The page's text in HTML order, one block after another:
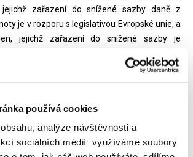
používá cookies
analýze návštěvnosti a
sociálních médií využíváme soubory
jejichž zařazení do snížené sazby daně z
je v rozporu s legislativou Evropské unie, a
jejichž zařazení do snížené sazby je
určení daně z přidané hodnoty bude
aby celý výnos ze zvýšení daně plynul do
pojistného na veřejné zdravotní pojištění